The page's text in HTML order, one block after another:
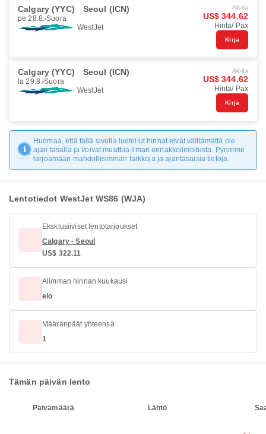
Calgary (YYC) Seoul (ICN)
pe 28.8. Suora
WestJet
Aloita
US$ 344.62
Hinta/ Pax
Kirja
Calgary (YYC) Seoul (ICN)
la 29.8. Suora
WestJet
Aloita
US$ 344.62
Hinta/ Pax
Kirja
Huomaa, että tällä sivulla luetellut hinnat eivät välttämättä ole
ajan tasalla ja voivat muuttua ilman ennakkoilmoitusta. Pyrimme
tarjoamaan mahdollisimman tarkkoja ja ajantasaisia tietoja.
Lentotiedot WestJet WS86 (WJA)
Eksklusiiviset lentotarjoukset
Calgary - Seoul
US$ 322.11
Alimman hinnan kuukausi
elo
Määränpäät yhteensä
1
Tämän päivän lento
Päivämäärä Lähtö